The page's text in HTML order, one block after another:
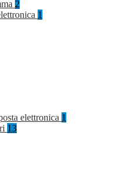
2
1
elettronica 1
13